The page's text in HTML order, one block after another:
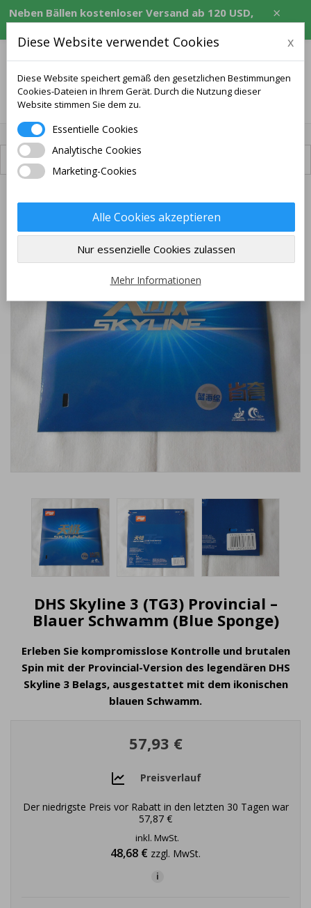
×
Neben Bällen kostenloser Versand ab 120 USD,
entsprechendem Betrag in CZK, EUR, PLN, RON.
Versand verfügbar
DHS Skyline 3 (TG3) Provincial –
Blauer Schwamm (Blue Sponge)
Erleben Sie kompromisslose Kontrolle und brutalen
Spin mit der Provincial-Version des legendären DHS
Skyline 3 Belags, ausgestattet mit dem ikonischen
blauen Schwamm.
57,93 €
Preisverlauf
Der niedrigste Preis vor Rabatt in den letzten 30 Tagen war
57,87 €
inkl. MwSt.
48,68 € zzgl. MwSt.
i
Diese Website verwendet Cookies x
Diese Website speichert gemäß den gesetzlichen Bestimmungen
Cookies-Dateien in Ihrem Gerät. Durch die Nutzung dieser
Website stimmen Sie dem zu.
Essentielle Cookies
Analytische Cookies
Marketing-Cookies
Alle Cookies akzeptieren
Nur essenzielle Cookies zulassen
Mehr Informationen